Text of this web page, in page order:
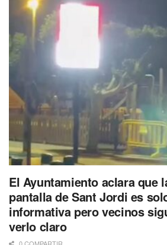
El Ayuntamiento aclara que
pantalla de Sant Jordi es
informativa pero vecinos
verlo claro
0 COMPARTIR